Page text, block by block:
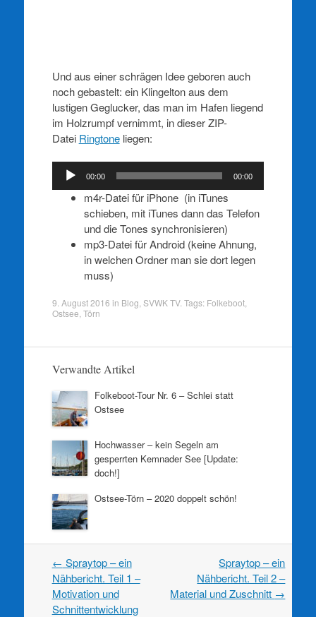
Und aus einer schrägen Idee geboren auch
noch gebastelt: ein Klingelton aus dem
lustigen Geglucker, das man im Hafen liegend
im Holzrumpf vernimmt, in dieser ZIP-
Datei Ringtoneliegen:
Audio-
Player
00:00 00:00
m4r-Datei für iPhone (in iTunes
schieben, mit iTunes dann das Telefon
und die Tones synchronisieren)
mp3-Datei für Android (keine Ahnung,
in welchen Ordner man sie dort legen
muss)
9. August 2016 in Blog SVWK TV. Tags: Folkeboot,
Ostsee Törn
Verwandte Artikel
Folkeboot-Tour Nr. 6 – Schlei statt
Ostsee
Hochwasser – kein Segeln am
gesperrten Kemnader See [Update:
doch!]
Ostsee-Törn – 2020 doppelt schön!
Artikel
Navigation
← Spraytop – ein
Nähbericht. Teil 1 –
Motivation und
Schnittentwicklung
Spraytop – ein
Nähbericht. Teil 2 –
Material und Zuschnitt →